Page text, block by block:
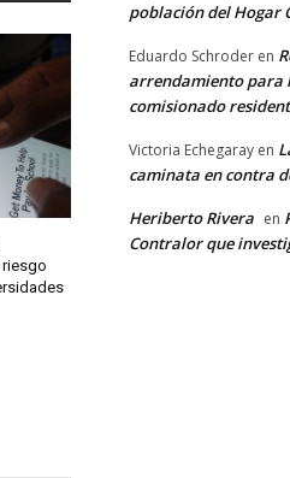
riesgo
población del Hogar
Eduardo Schroder en
arrendamiento para
comisionado
Victoria Echegaray en
caminata en contra
Heriberto Rivera en
Contralor que